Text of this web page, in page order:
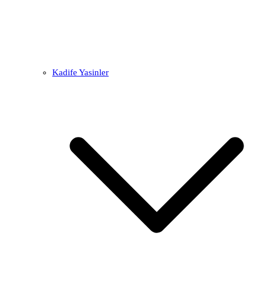
Kadife Yasinler